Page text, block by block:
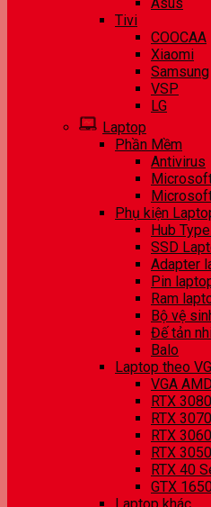
Tivi
COOCAA
Xiaomi
Samsung
VSP
LG
Laptop
Phần Mềm
Antivirus
Phụ kiện
Hub
SSD
Adapter
Pin
Ram
Bộ vệ
Đế tản
Balo
Laptop theo
VGA AMD
RTX
RTX
RTX 3060
RTX
RTX 40
GTX